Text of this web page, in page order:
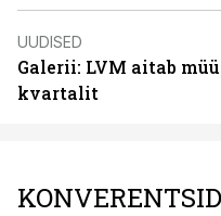
UUDISED
Galerii: LVM aitab
kvartalit
KONVERENTSID